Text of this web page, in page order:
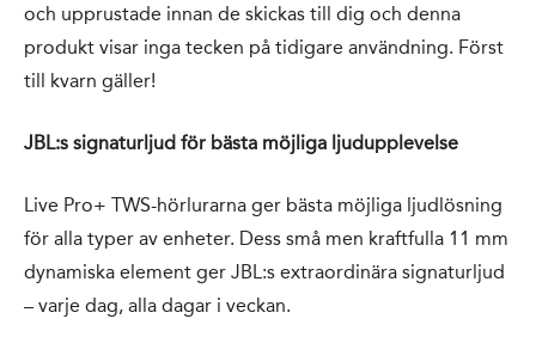
och upprustade innan de skickas till dig och denna
produkt visar inga tecken på tidigare användning. Först
till kvarn gäller!
JBL:s signaturljud för bästa möjliga ljudupplevelse
Live Pro+ TWS-hörlurarna ger bästa möjliga ljudlösning
för alla typer av enheter. Dess små men kraftfulla 11 mm
dynamiska element ger JBL:s extraordinära signaturljud
– varje dag, alla dagar i veckan.